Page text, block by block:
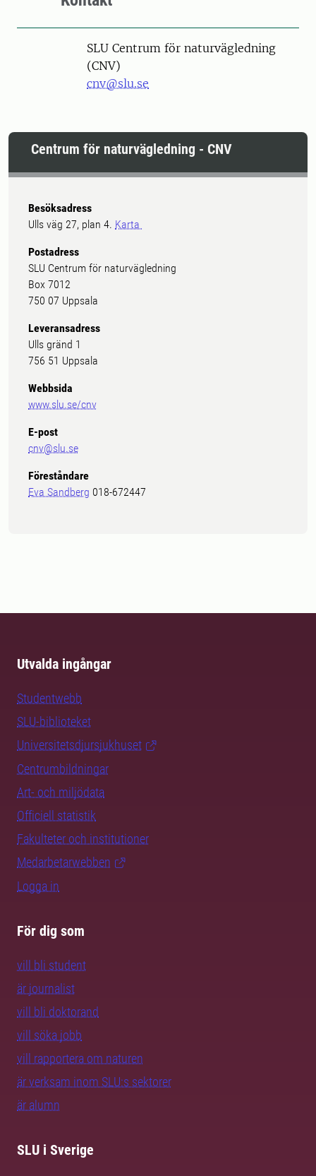
SLU Centrum för naturvägledning
(CNV)
cnv@slu.se
Centrum för naturvägledning - CNV
Besöksadress
Ulls väg 27, plan 4. Karta
Postadress
SLU Centrum för naturvägledning
Box 7012
750 07 Uppsala
Leveransadress
Ulls gränd 1
756 51 Uppsala
Webbsida
www.slu.se/cnv
E-post
cnv@slu.se
Föreståndare
Eva Sandberg 018-672447
Utvalda ingångar
Studentwebb
SLU-biblioteket
Universitetsdjursjukhuset
Centrumbildningar
Art- och miljödata
Officiell statistik
Fakulteter och institutioner
Medarbetarwebben
Logga in
För dig som
vill bli student
är journalist
vill bli doktorand
vill söka jobb
vill rapportera om naturen
är verksam inom SLU:s sektorer
är alumn
SLU i Sverige